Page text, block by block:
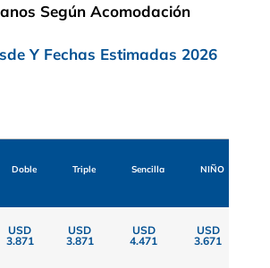
Según Acomodación
Y Fechas Estimadas 2026
Doble Triple Sencilla NIÑO
USD
3.871
USD
3.871
USD
4.471
USD
3.671